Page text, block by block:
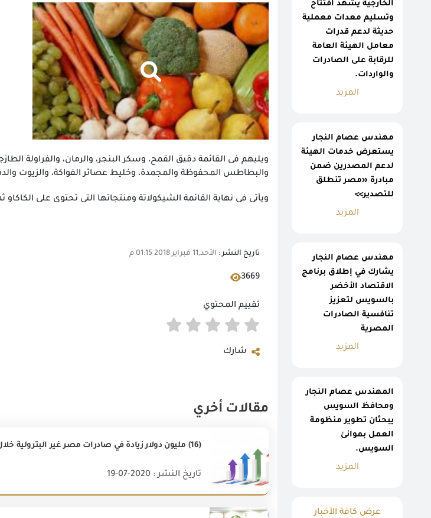
الخارجية يشهد افتتاح
وتسليم معدات معملية
حديثة لدعم قدرات
معامل الهيئة العامة
للرقابة على الصادرات
والواردات.
المزيد
مهندس عصام النجار
يستعرض خدمات الهيئة
لدعم المصدرين ضمن
مبادرة «مصر تنطلق
للتصدير>>
المزيد
مهندس عصام النجار
يشارك في إطلاق برنامج
الاقتصاد الأخضر
بالسويس لتعزيز
تنافسية الصادرات
المصرية
المزيد
المهندس عصام النجار
ومحافظ السويس
يبحثان تطوير منظومة
العمل بموانئ
السويس.
المزيد
عرض كافة الأخبار
ويليهم فى القائمة دقيق القمح، وسكر البنجر، والرمان، والفراولة
والبطاطس المحفوظة والمجمدة، وخليط عصائر الفواكة، والزيوت
ويأتى فى نهاية القائمة الشيكولاتة ومنتجاتها التى تحتوى على الكاكاو
تاريخ النشر : الأحد,11 فبراير 2018 01:15 م
3669
تقييم المحتوي
شارك
مقالات أخري
(16) مليون دولار زيادة في صادرات مصر غير البترولية خلال شهر يونيو 2020 مقارنة بشهر يونيو 2019 بزيادة قدرها (1%)
تاريخ النشر : 2020-07-19